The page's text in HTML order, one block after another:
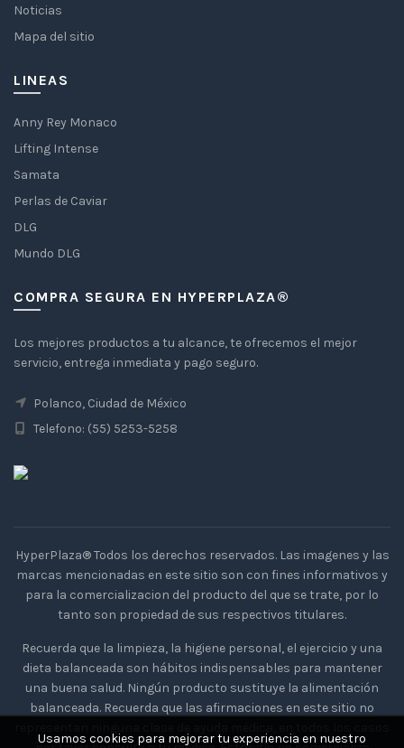
Noticias
Mapa del sitio
LINEAS
Anny Rey Monaco
Lifting Intense
Samata
Perlas de Caviar
DLG
Mundo DLG
COMPRA SEGURA EN HYPERPLAZA®
Los mejores productos a tu alcance, te ofrecemos el mejor
servicio, entrega inmediata y pago seguro.
Polanco, Ciudad de México
Telefono: (55) 5253-5258
HyperPlaza® Todos los derechos reservados. Las imagenes y las
marcas mencionadas en este sitio son con fines informativos y
para la comercializacion del producto del que se trate, por lo
tanto son propiedad de sus respectivos titulares.
Recuerda que la limpieza, la higiene personal, el ejercicio y una
dieta balanceada son hábitos indispensables para mantener
una buena salud. Ningún producto sustituye la alimentación
balanceada. Recuerda que las afirmaciones en este sitio no
Usamos cookies para mejorar tu experiencia en nuestro